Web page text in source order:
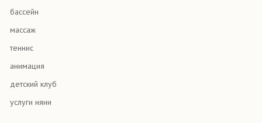
бассейн
массаж
теннис
анимация
детский клуб
услуги няни